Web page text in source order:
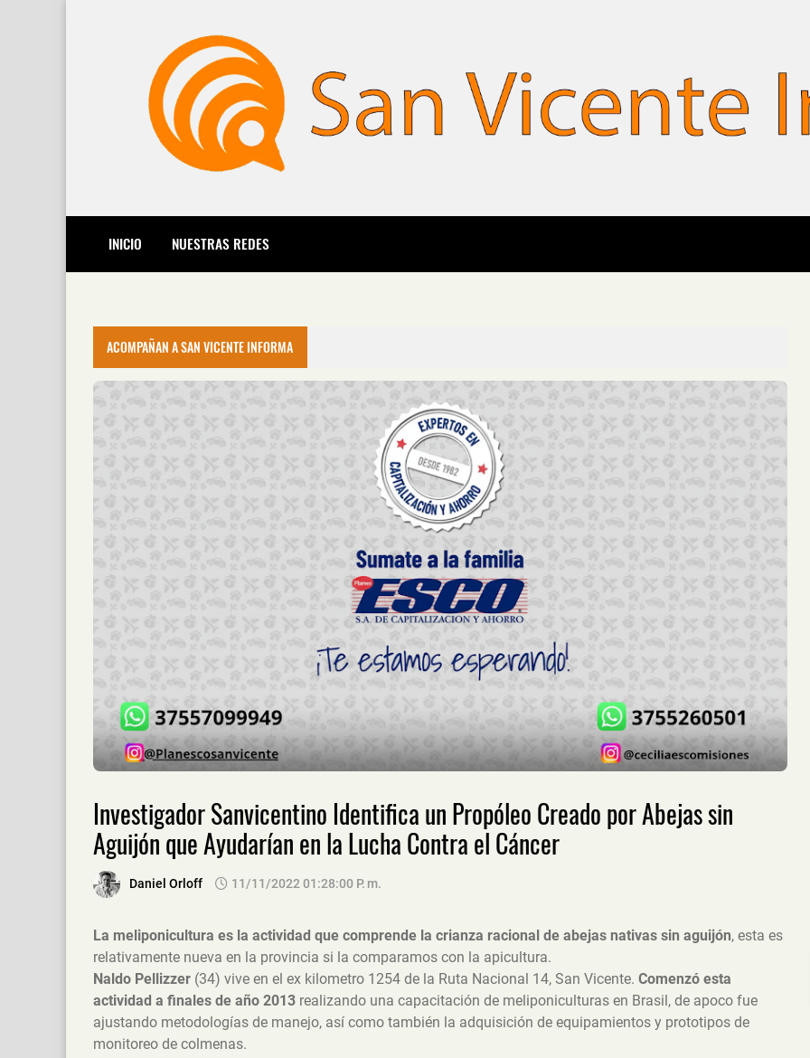
INICIO NUESTRAS REDES
ACOMPAÑAN A SAN VICENTE INFORMA
Investigador Sanvicentino Identifica un Propóleo Creado por Abejas sin
Aguijón que Ayudarían en la Lucha Contra el Cáncer
Daniel Orloff 11/11/2022 01:28:00 P. M.
La meliponicultura es la actividad que comprende la crianza racional de abejas nativas sin aguijón, esta es
relativamente nueva en la provincia si la comparamos con la apicultura.
Naldo Pellizzer (34) vive en el ex kilometro 1254 de la Ruta Nacional 14, San Vicente. Comenzó esta
actividad a finales de año 2013 realizando una capacitación de meliponiculturas en Brasil, de apoco fue
ajustando metodologías de manejo, así como también la adquisición de equipamientos y prototipos de
monitoreo de colmenas.